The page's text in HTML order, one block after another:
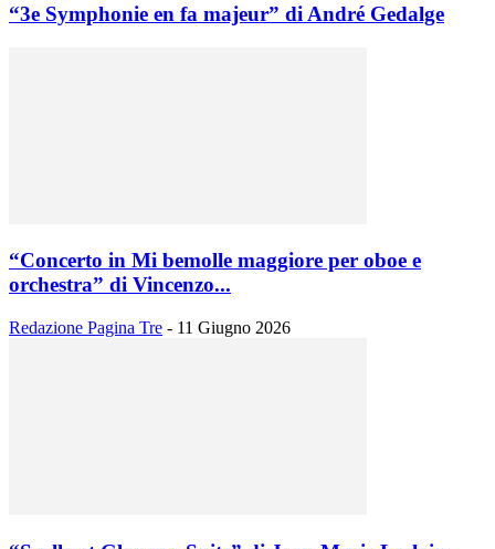
“3e Symphonie en fa majeur” di André Gedalge
“Concerto in Mi bemolle maggiore per oboe e
orchestra” di Vincenzo...
Redazione Pagina Tre - 11 Giugno 2026